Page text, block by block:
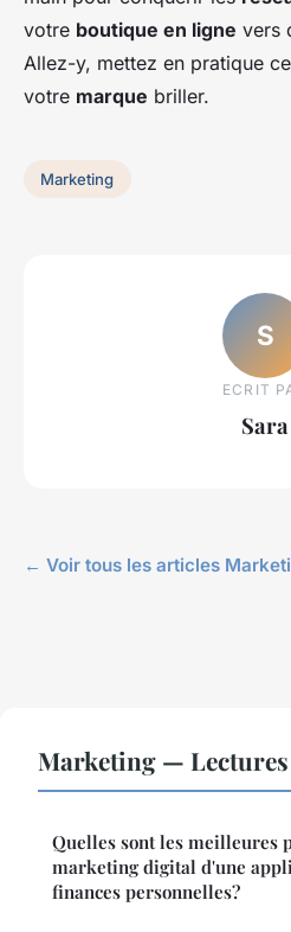
votre boutique en ligne vers
Allez-y, mettez en pratique
votre marque briller.
Marketing
S
ECRIT
Sara
← Voir tous les articles
Marketing —
Quelles sont les meilleures
marketing digital d'une
finances personnelles?